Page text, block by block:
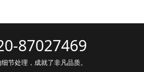
87027469
节处理，成就了非凡品质。